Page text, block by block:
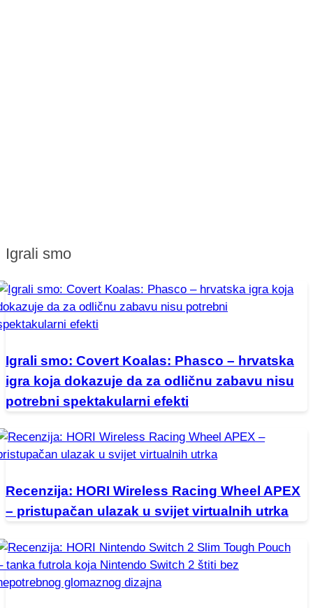
Igrali smo
Igrali smo: Covert Koalas: Phasco – hrvatska
igra koja dokazuje da za odličnu zabavu nisu
potrebni spektakularni efekti
Recenzija: HORI Wireless Racing Wheel APEX
– pristupačan ulazak u svijet virtualnih utrka